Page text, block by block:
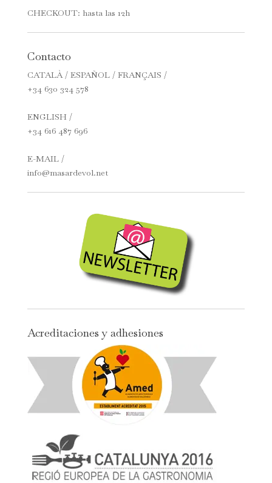
CHECKOUT: hasta las 12h
Contacto
CATALÀ / ESPAÑOL / FRANÇAIS /
+34 630 324 578
ENGLISH /
+34 616 487 696
E-MAIL /
info@masardevol.net
Acreditaciones y adhesiones